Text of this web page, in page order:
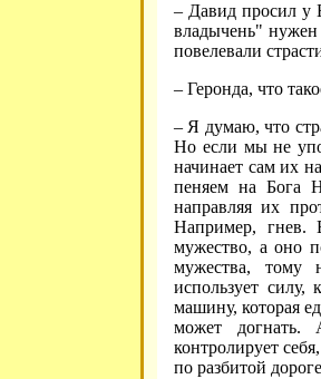
– Давид просил у
владычень"
повелевали
– Геронда, что
– Я думаю, что
Но если мы не
начинает сам их
пеняем на Бога
направляя их
Например, гнев.
мужество, а оно
мужества, тому
использует силу,
машину, которая
может догнать.
контролирует
по разбитой